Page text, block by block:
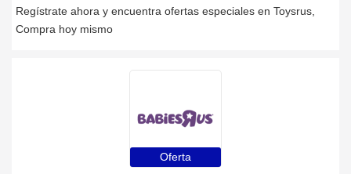
Regístrate ahora y encuentra ofertas especiales en Toysrus,
Compra hoy mismo
Oferta